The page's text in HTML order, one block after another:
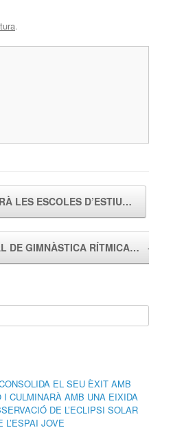
.
LES ESCOLES D’ESTIU…
DE GIMNÀSTICA RÍTMICA… →
EL SEU ÈXIT AMB
I CULMINARÀ AMB UNA EIXIDA
DE L’ECLIPSI SOLAR
JOVE